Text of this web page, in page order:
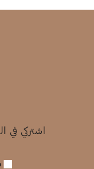
اشتركي في